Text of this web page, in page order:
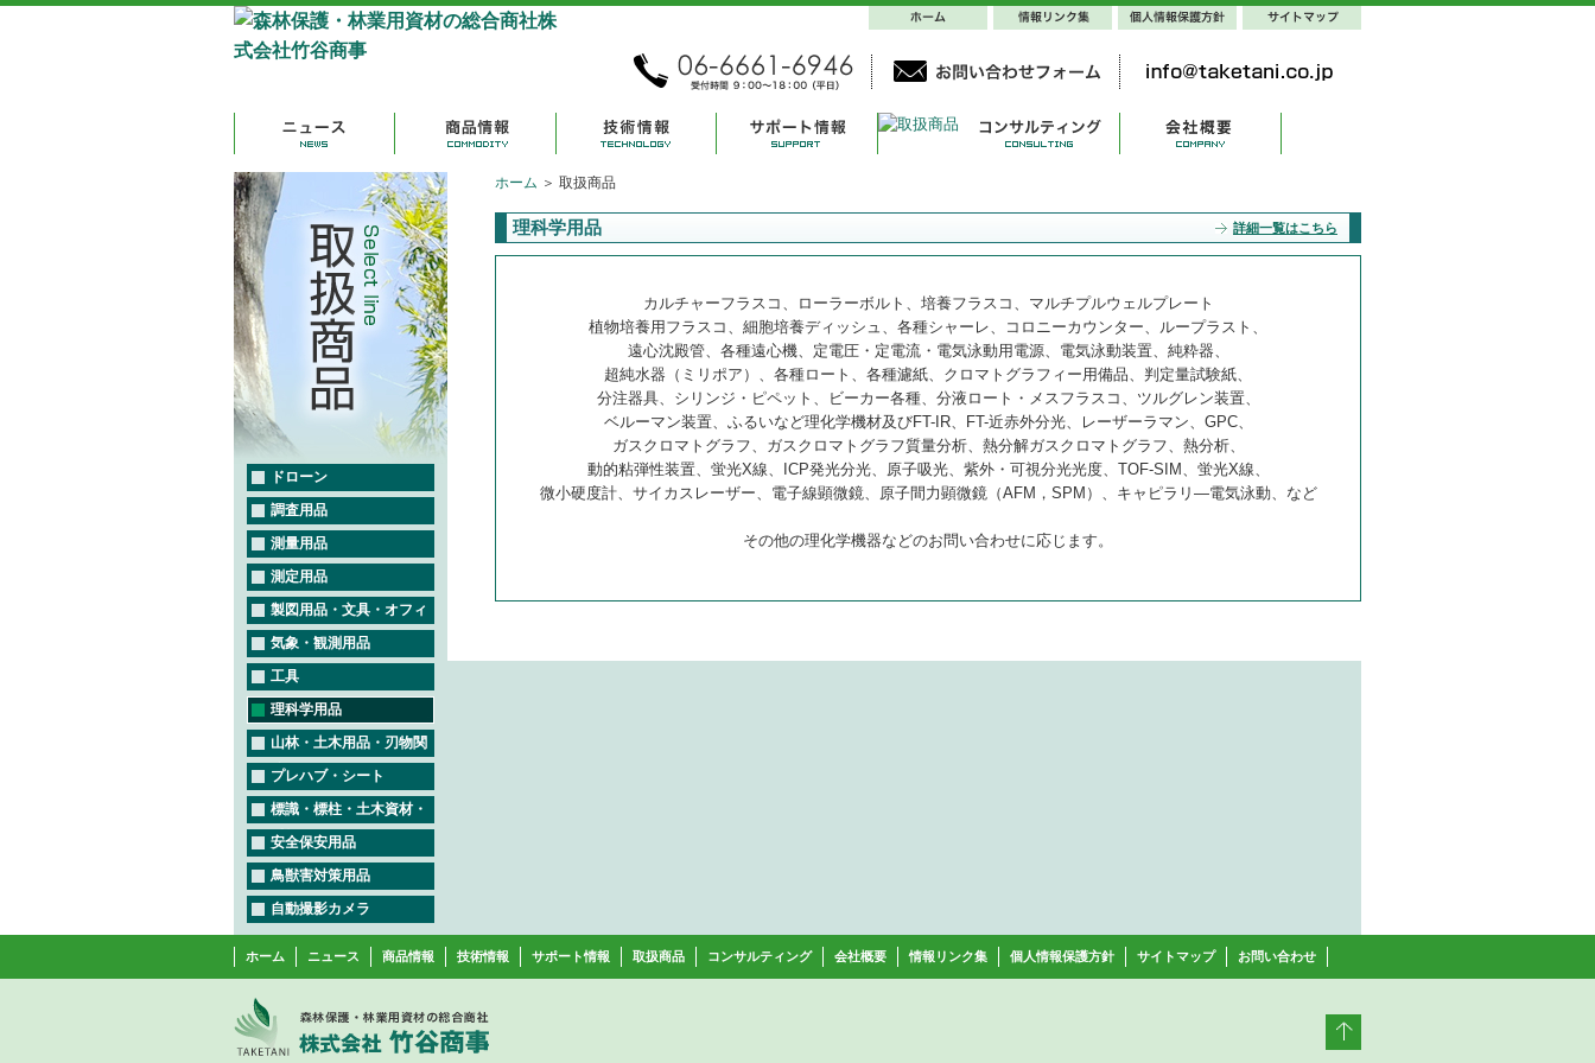
ドローン
調査用品
測量用品
測定用品
製図用品・文具・オフィ
ス用品
気象・観測用品
工具
理科学用品
山林・土木用品・刃物関
連
プレハブ・シート
標識・標柱・土木資材・
看板
安全保安用品
鳥獣害対策用品
自動撮影カメラ
ホーム ＞ 取扱商品
理科学用品 詳細一覧はこちら
カルチャーフラスコ、ローラーボルト、培養フラスコ、マルチプルウェルプレート
植物培養用フラスコ、細胞培養ディッシュ、各種シャーレ、コロニーカウンター、ループラスト、
遠心沈殿管、各種遠心機、定電圧・定電流・電気泳動用電源、電気泳動装置、純粋器、
超純水器（ミリポア）、各種ロート、各種濾紙、クロマトグラフィー用備品、判定量試験紙、
分注器具、シリンジ・ピペット、ビーカー各種、分液ロート・メスフラスコ、ツルグレン装置、
ベルーマン装置、ふるいなど理化学機材及びFT-IR、FT-近赤外分光、レーザーラマン、GPC、
ガスクロマトグラフ、ガスクロマトグラフ質量分析、熱分解ガスクロマトグラフ、熱分析、
動的粘弾性装置、蛍光X線、ICP発光分光、原子吸光、紫外・可視分光光度、TOF-SIM、蛍光X線、
微小硬度計、サイカスレーザー、電子線顕微鏡、原子間力顕微鏡（AFM，SPM）、キャピラリ―電気泳動、など
その他の理化学機器などのお問い合わせに応じます。
ホーム ニュース 商品情報 技術情報 サポート情報 取扱商品 コンサルティング 会社概要 情報リンク集 個人情報保護方針 サイトマップ お問い合わせ